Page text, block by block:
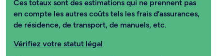
Ces totaux sont des estimations qui ne prennent pas
en compte les autres coûts tels les frais d’assurances,
de résidence, de transport, de manuels, etc.
Vérifiez votre statut légal